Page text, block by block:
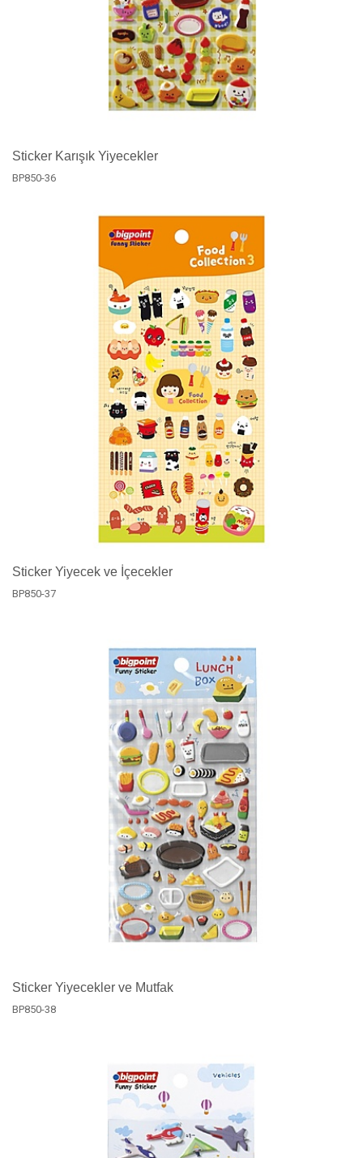
Sticker Karışık Yiyecekler
BP850-36
Sticker Yiyecek ve İçecekler
BP850-37
Sticker Yiyecekler ve Mutfak
BP850-38